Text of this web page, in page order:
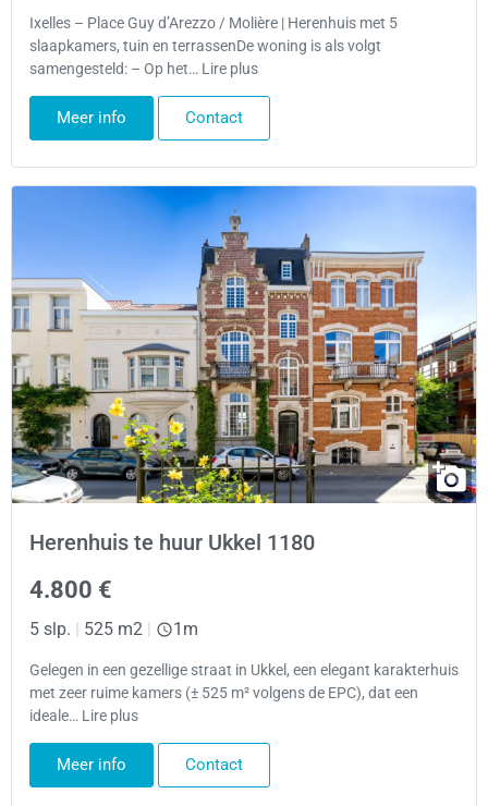
Ixelles – Place Guy d’Arezzo / Molière | Herenhuis met 5
slaapkamers, tuin en terrassenDe woning is als volgt
samengesteld: – Op het… Lire plus
Meer info Contact
Herenhuis te huur Ukkel 1180
4.800 €
5 slp. 525 m2 1m
Gelegen in een gezellige straat in Ukkel, een elegant karakterhuis
met zeer ruime kamers (± 525 m² volgens de EPC), dat een
ideale… Lire plus
Meer info Contact